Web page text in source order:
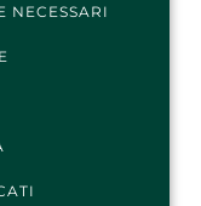
NECESSARI